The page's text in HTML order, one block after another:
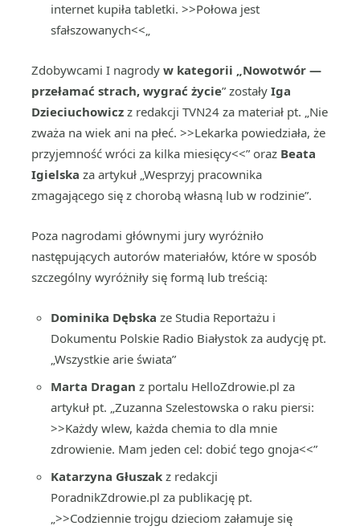
internet kupiła tabletki. >>Połowa jest
sfałszowanych<<„
Zdobywcami I nagrody w kategorii „Nowotwór —
przełamać strach, wygrać życie” zostały Iga
Dzieciuchowicz z redakcji TVN24 za materiał pt. „Nie
zważa na wiek ani na płeć. >>Lekarka powiedziała, że
przyjemność wróci za kilka miesięcy<<” oraz Beata
Igielska za artykuł „Wesprzyj pracownika
zmagającego się z chorobą własną lub w rodzinie”.
Poza nagrodami głównymi jury wyróżniło
następujących autorów materiałów, które w sposób
szczególny wyróżniły się formą lub treścią:
Dominika Dębska ze Studia Reportażu i
Dokumentu Polskie Radio Białystok za audycję pt.
„Wszystkie arie świata”
Marta Dragan z portalu HelloZdrowie.pl za
artykuł pt. „Zuzanna Szelestowska o raku piersi:
>>Każdy wlew, każda chemia to dla mnie
zdrowienie. Mam jeden cel: dobić tego gnoja<<”
Katarzyna Głuszak z redakcji
PoradnikZdrowie.pl za publikację pt.
„>>Codziennie trojgu dzieciom załamuje się